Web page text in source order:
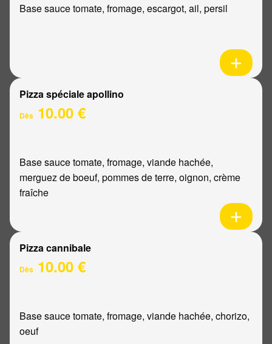
Base sauce tomate, fromage, escargot, ail, persil
Pizza spéciale apollino
Dès 10.00 €
Base sauce tomate, fromage, viande hachée,
merguez de boeuf, pommes de terre, oignon, crème
fraîche
Pizza cannibale
Dès 10.00 €
Base sauce tomate, fromage, viande hachée, chorizo,
oeuf